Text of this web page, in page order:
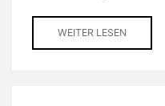
WEITER LESEN